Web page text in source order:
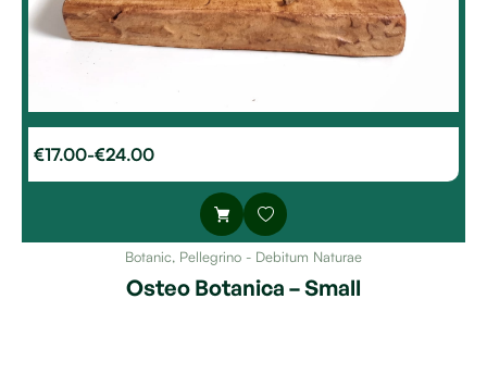
€17.00-€24.00
Botanic, Pellegrino - Debitum Naturae
Osteo Botanica – Small